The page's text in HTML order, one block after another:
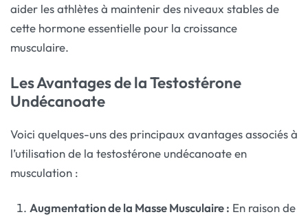
aider les athlètes à maintenir des niveaux stables de
cette hormone essentielle pour la croissance
musculaire.
Les Avantages de la Testostérone
Undécanoate
Voici quelques-uns des principaux avantages associés à
l’utilisation de la testostérone undécanoate en
musculation :
Augmentation de la Masse Musculaire : En raison de